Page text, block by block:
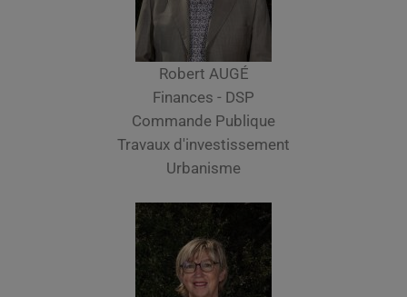
Robert AUGÉ
Finances - DSP
Commande Publique
Travaux d'investissement
Urbanisme